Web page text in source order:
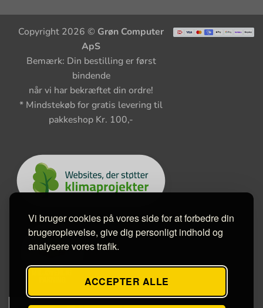
Vi bruger cookies på vores side for at forbedre din
brugeroplevelse, give dig personligt indhold og
analysere vores trafik.
ACCEPTER ALLE
Copyright 2026 © Grøn Computer
ApS
Bemærk: Din bestilling er først
bindende
når vi har bekræftet din ordre!
* Mindstekøb for gratis levering til
pakkeshop Kr. 100,-